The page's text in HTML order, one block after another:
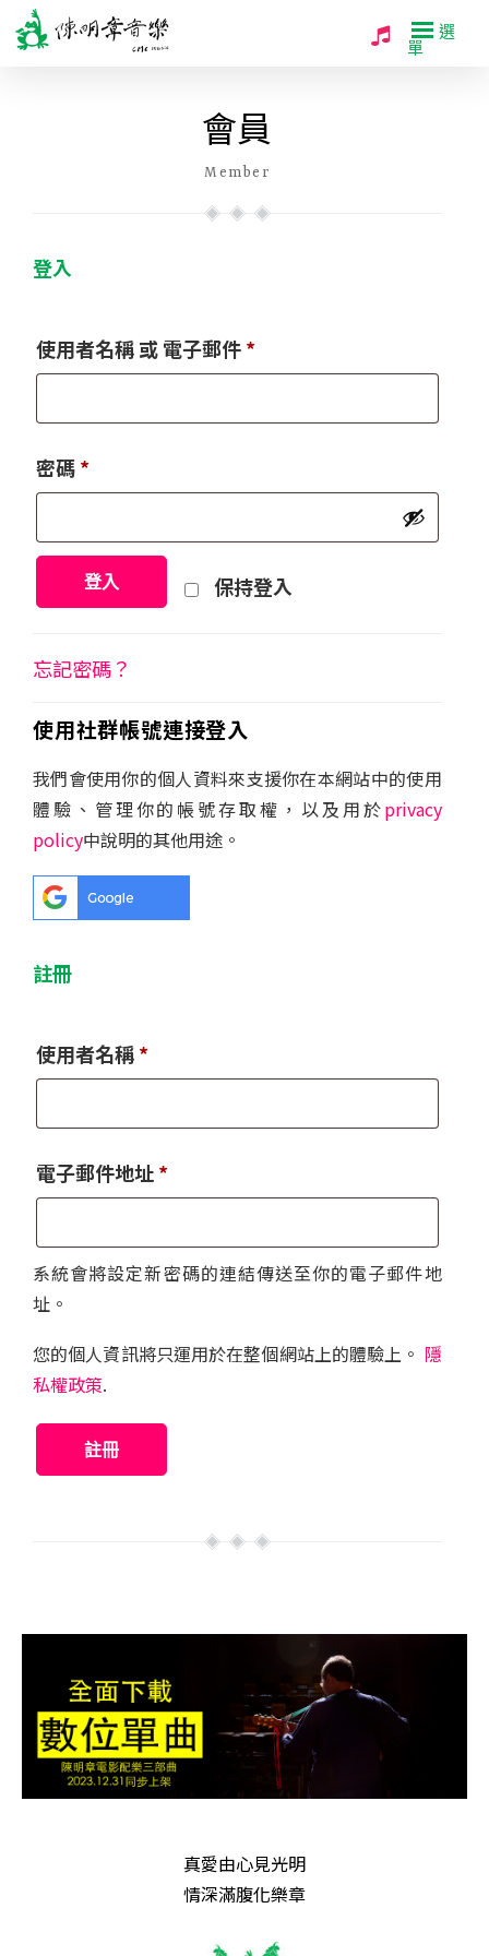
選
單
會員
Member
登入
使用者名稱 或 電子郵件*
密碼*
保持登入
登入
忘記密碼？
使用社群帳號連接登入
我們會使用你的個人資料來支援你在本網站中的使用
體驗、管理你的帳號存取權，以及用於privacy
policy中說明的其他用途。
註冊
使用者名稱*
電子郵件地址*
系統會將設定新密碼的連結傳送至你的電子郵件地
址。
您的個人資訊將只運用於在整個網站上的體驗上。 隱
私權政策.
註冊
真愛由心見光明
情深滿腹化樂章